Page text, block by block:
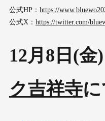
公式HP： https://
公式X： https://twitter.com/
12月8日(金
ク吉祥寺